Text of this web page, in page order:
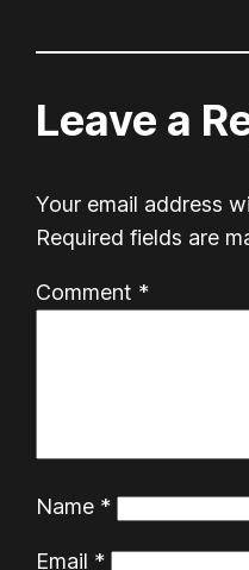
Leave a
Your email address
Required fields are
Comment *
Name *
Email *